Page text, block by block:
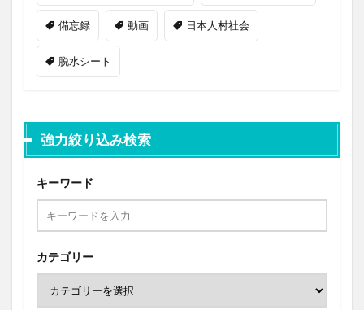
備忘録 動画 日本人村社会
脱水シート
強力絞り込み検索
キーワード
カテゴリー